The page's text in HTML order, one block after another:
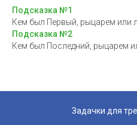
Подсказка №1
Кем был Первый, рыцарем или
Подсказка №2
Кем был Последний, рыцарем
Задачки для